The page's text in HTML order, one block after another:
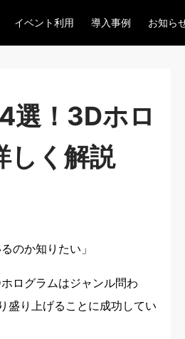
イベント利用 導入事例 お知ら
選！3Dホロ
しく解説
のか知りたい」
ログラムはジャンル問わ
盛り上げることに成功してい